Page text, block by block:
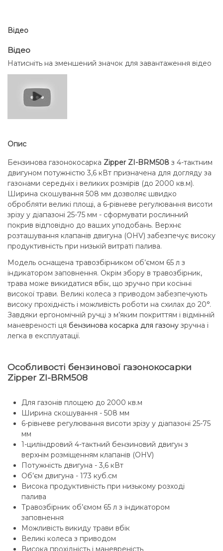
Відео
Відео
Натисніть на зменшений значок для завантаження відео
Опис
Бензинова газонокосарка Zipper ZI-BRM508 з 4-тактним
двигуном потужністю 3,6 кВт призначена для догляду за
газонами середніх і великих розмірів (до 2000 кв.м).
Ширина скошування 508 мм дозволяє швидко
обробляти великі площі, а 6-рівневе регулювання висоти
зрізу у діапазоні 25-75 мм - сформувати рослинний
покрив відповідно до ваших уподобань. Верхнє
розташування клапанів двигуна (OHV) забезпечує високу
продуктивність при низькій витраті палива.
Модель оснащена травозбірником об’ємом 65 л з
індикатором заповнення. Окрім збору в травозбірник,
трава може викидатися вбік, що зручно при косінні
високої трави. Великі колеса з приводом забезпечують
високу прохідність і можливість роботи на схилах до 20°.
Завдяки ергономічній ручці з м’яким покриттям і відмінній
маневреності ця бензинова косарка для газону зручна і
легка в експлуатації.
Особливості бензинової газонокосарки
Zipper ZI-BRM508
Для газонів площею до 2000 кв.м
Ширина скошування - 508 мм
6-рівневе регулювання висоти зрізу у діапазоні 25-75
мм
1-циліндровий 4-тактний бензиновий двигун з
верхнім розміщенням клапанів (OHV)
Потужність двигуна - 3,6 кВт
Об’єм двигуна - 173 куб.см
Висока продуктивність при низькому розході
палива
Травозбірник об’ємом 65 л з індикатором
заповнення
Можливість викиду трави вбік
Великі колеса з приводом
Висока прохідність і маневреність